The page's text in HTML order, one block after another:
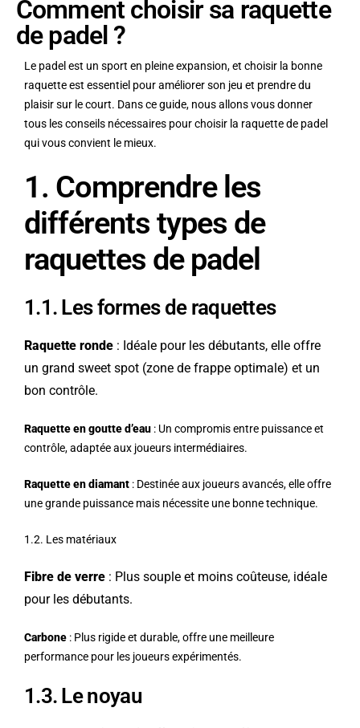
Comment choisir sa raquette
de padel ?
Le padel est un sport en pleine expansion, et choisir la bonne
raquette est essentiel pour améliorer son jeu et prendre du
plaisir sur le court. Dans ce guide, nous allons vous donner
tous les conseils nécessaires pour choisir la raquette de padel
qui vous convient le mieux.
1. Comprendre les
différents types de
raquettes de padel
1.1. Les formes de raquettes
Raquette ronde : Idéale pour les débutants, elle offre
un grand sweet spot (zone de frappe optimale) et un
bon contrôle.
Raquette en goutte d’eau : Un compromis entre puissance et
contrôle, adaptée aux joueurs intermédiaires.
Raquette en diamant : Destinée aux joueurs avancés, elle offre
une grande puissance mais nécessite une bonne technique.
1.2. Les matériaux
Fibre de verre : Plus souple et moins coûteuse, idéale
pour les débutants.
Carbone : Plus rigide et durable, offre une meilleure
performance pour les joueurs expérimentés.
1.3. Le noyau